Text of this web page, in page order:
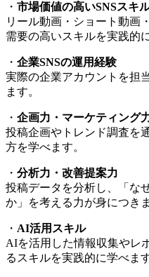
・ 市場価値の高いSNSスキ
リール動画・ショート動画
需要の高いスキルを実践的
・ 企業SNSの運用経験
実際の企業アカウントを担
ます。
・ 企画力・マーケティング
投稿企画やトレンド調査を
方を学べます。
・ 分析力・改善提案力
投稿データを分析し、「な
か」を考える力が身につきま
・ AI活用スキル
AIを活用した情報収集やレ
るスキルを実践的に学べます